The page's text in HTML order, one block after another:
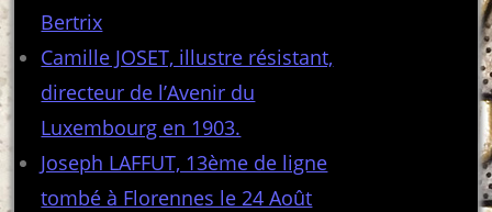
Bertrix
Camille JOSET, illustre résistant,
directeur de l’Avenir du
Luxembourg en 1903.
Joseph LAFFUT, 13ème de ligne
tombé à Florennes le 24 Août